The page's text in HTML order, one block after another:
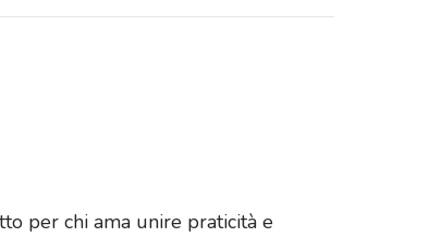
per chi ama unire praticità e